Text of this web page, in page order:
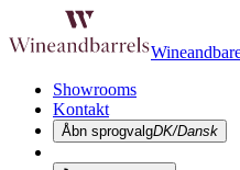
Showrooms
Kontakt
Åbn sprogvalgDK/Dansk